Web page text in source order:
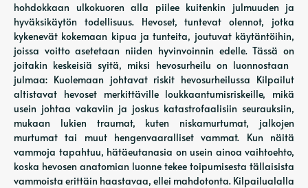
hohdokkaan ulkokuoren alla piilee kuitenkin julmuuden ja
hyväksikäytön todellisuus. Hevoset, tuntevat olennot, jotka
kykenevät kokemaan kipua ja tunteita, joutuvat käytäntöihin,
joissa voitto asetetaan niiden hyvinvoinnin edelle. Tässä on
joitakin keskeisiä syitä, miksi hevosurheilu on luonnostaan ​​
julmaa: Kuolemaan johtavat riskit hevosurheilussa Kilpailut
altistavat hevoset merkittäville loukkaantumisriskeille, mikä
usein johtaa vakaviin ja joskus katastrofaalisiin seurauksiin,
mukaan lukien traumat, kuten niskamurtumat, jalkojen
murtumat tai muut hengenvaaralliset vammat. Kun näitä
vammoja tapahtuu, hätäeutanasia on usein ainoa vaihtoehto,
koska hevosen anatomian luonne tekee toipumisesta tällaisista
vammoista erittäin haastavaa, ellei mahdotonta. Kilpailualalla